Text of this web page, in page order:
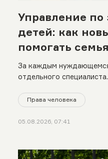
Управление по
детей: как
помогать
За каждым
отдельного специалиста.
Права человека
05.08.2026, 07:41